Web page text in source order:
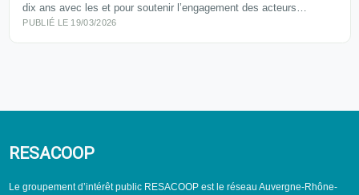
dix ans avec les et pour soutenir l’engagement des acteurs…
PUBLIÉ LE 19/03/2026
RESACOOP
Le groupement d’intérêt public RESACOOP est le réseau Auvergne-Rhône-